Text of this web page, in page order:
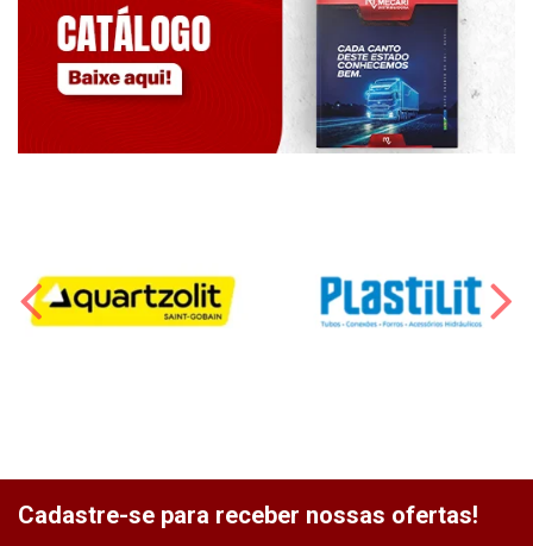
Cadastre-se para receber nossas ofertas!